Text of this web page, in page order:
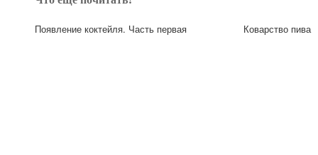
Появление коктейля. Часть первая Коварство пива